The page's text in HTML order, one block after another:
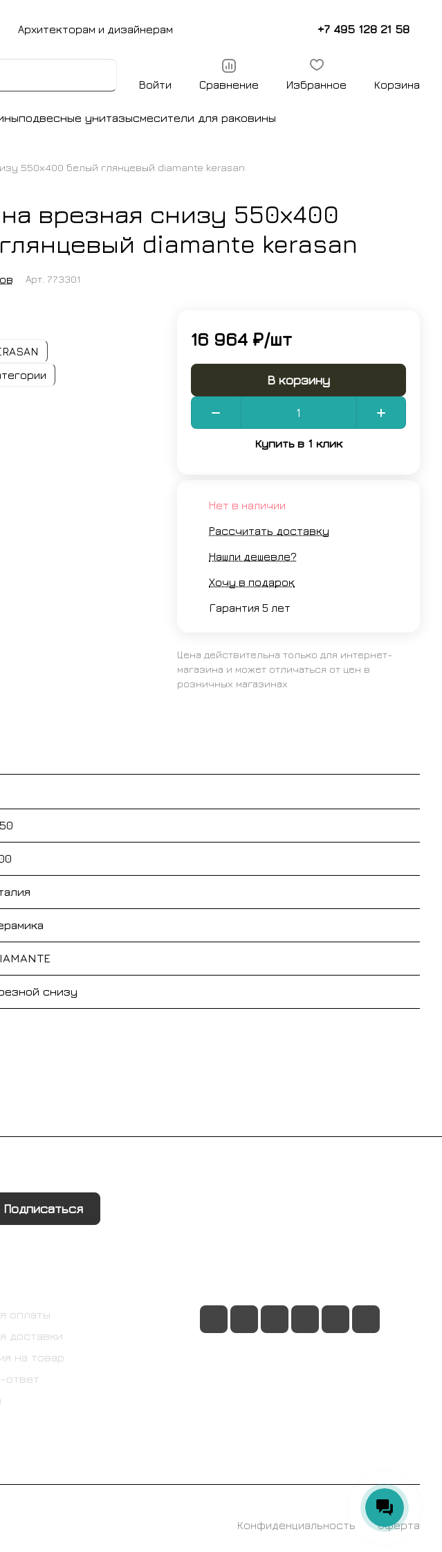
Архитекторам и дизайнерам +7 495 128 21 58
Войти Сравнение Избранное Корзина
подвесные унитазысмесители для раковины
550х400 белый глянцевый diamante kerasan
врезная снизу 550х400
diamante kerasan
Арт. 773301
16 964 ₽/шт
В корзину
Купить в 1 клик
Нет в наличии
Рассчитать доставку
Нашли дешевле?
Хочу в подарок
Гарантия 5 лет
Цена действительна только для интернет-
магазина и может отличаться от цен в
розничных магазинах
снизу
Подписаться
оплаты
доставки
на товар
ответ
Конфиденциальность Оферта